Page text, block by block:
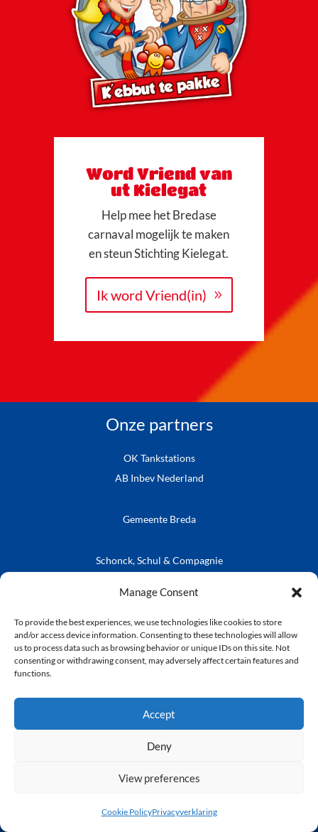
Manage Consent
To provide the best experiences, we use technologies like cookies to store
and/or access device information. Consenting to these technologies will allow
us to process data such as browsing behavior or unique IDs on this site. Not
consenting or withdrawing consent, may adversely affect certain features and
functions.
Accept
Deny
View preferences
Cookie PolicyPrivacyverklaring
Word Vriend van
ut Kielegat
Help mee het Bredase
carnaval mogelijk te maken
en steun Stichting Kielegat.
Ik word Vriend(in)
Onze partners
OK Tankstations
AB Inbev Nederland
Gemeente Breda
Schonck, Schul & Compagnie
Zuyderleven
Vrienden van de Prins
Café Publieke Werken Kielegatse Leutpenning
© Stichting Kielegat
Privacyverklaring